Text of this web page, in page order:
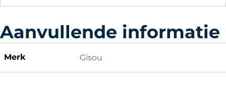
Bee-
aantal
Aanvullende informatie
Merk Gisou